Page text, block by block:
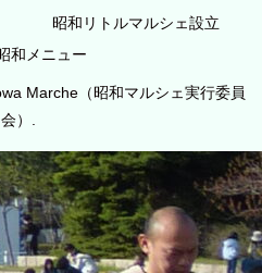
昭和リトルマルシェ設立
和メニュー
Marche（昭和マルシェ実行委員
会）.